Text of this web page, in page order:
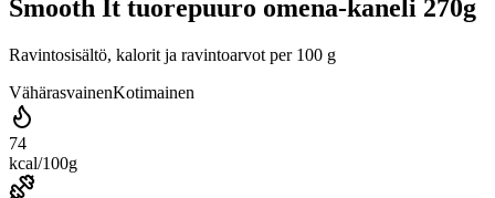
Smooth It tuorepuuro omena-kaneli 270g
Ravintosisältö, kalorit ja ravintoarvot per 100 g
VähärasvainenKotimainen
74
kcal/100g